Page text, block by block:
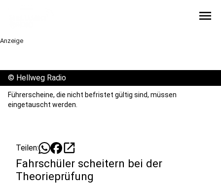
menu
Anzeige
© Hellweg Radio
Führerscheine, die nicht befristet gültig sind, müssen
eingetauscht werden.
Teilen: open_in_new
Fahrschüler scheitern bei der
Theorieprüfung